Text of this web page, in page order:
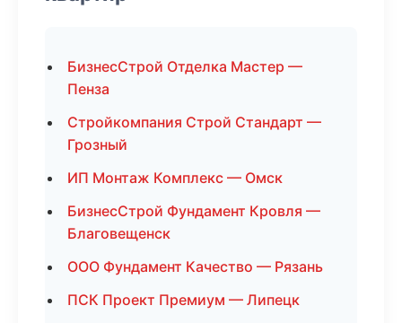
БизнесСтрой Отделка Мастер —
Пенза
Стройкомпания Строй Стандарт —
Грозный
ИП Монтаж Комплекс — Омск
БизнесСтрой Фундамент Кровля —
Благовещенск
ООО Фундамент Качество — Рязань
ПСК Проект Премиум — Липецк